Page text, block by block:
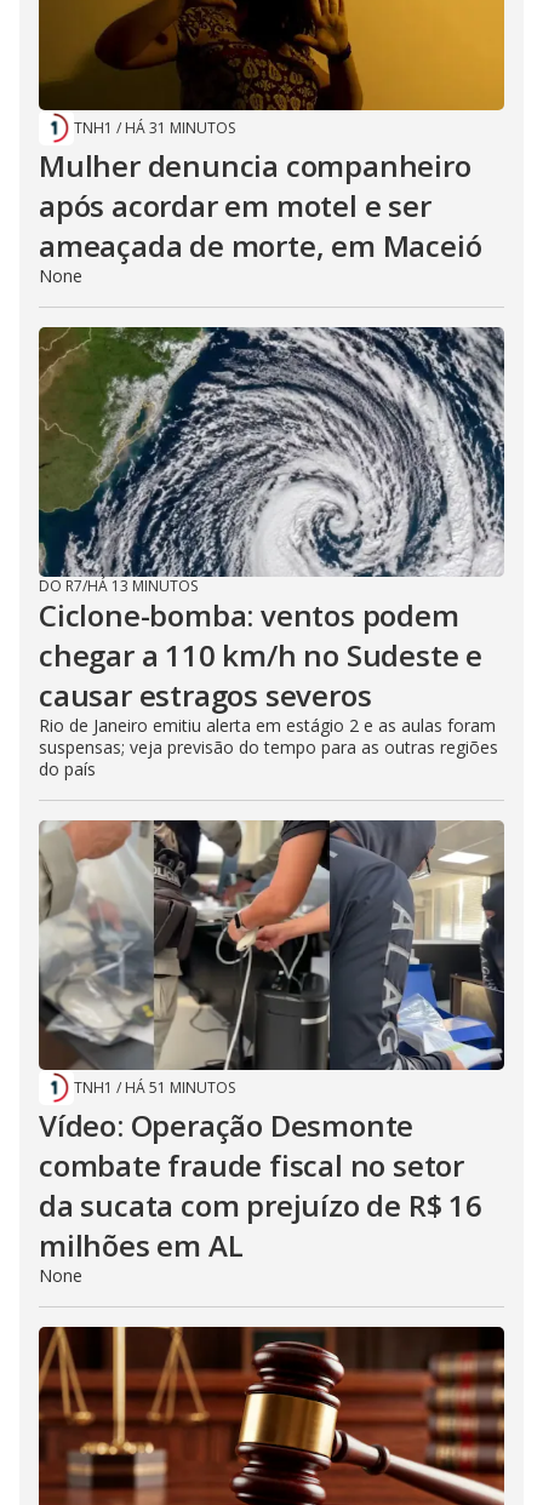
TNH1 / HÁ 31 MINUTOS
Mulher denuncia companheiro
após acordar em motel e ser
ameaçada de morte, em Maceió
None
DO R7/HÁ 13 MINUTOS
Ciclone-bomba: ventos podem
chegar a 110 km/h no Sudeste e
causar estragos severos
Rio de Janeiro emitiu alerta em estágio 2 e as aulas foram
suspensas; veja previsão do tempo para as outras regiões
do país
TNH1 / HÁ 51 MINUTOS
Vídeo: Operação Desmonte
combate fraude fiscal no setor
da sucata com prejuízo de R$ 16
milhões em AL
None